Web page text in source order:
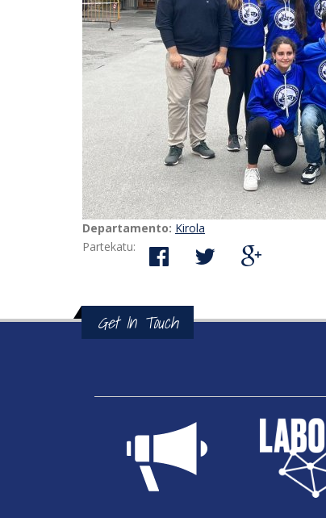
Departamento: Kirola
Partekatu:
Get In Touch